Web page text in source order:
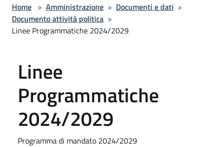
Home > Amministrazione > Documenti e dati >
Documento attività politica >
Linee Programmatiche 2024/2029
Linee
Programmatiche
2024/2029
Programma di mandato 2024/2029